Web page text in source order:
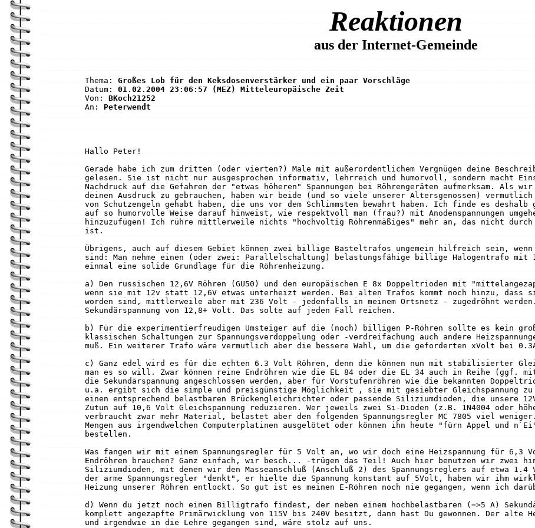
Reaktionen
aus der Internet-Gemeinde
Thema: Großes Lob für den Keksdosenverstärker und ein paar Vorschläge
Datum: 01.02.2004 23:06:57 (MEZ) Mitteleuropäische Zeit
Von: BKoch21252
An: Peterwendt
Hallo Peter!
Gerade habe ich zum dritten (oder vierten?) Male mit außerordentlichem Vergnügen deine
gelesen. Sie ist nicht nur ausgesprochen informativ, lehrreich und humorvoll, sondern macht
Nachdruck auf die Gefahren der "etwas höheren" Spannungen bei Röhrengeräten aufmerksam. Als
deinen Ausdruck zu gebrauchen, haben wir beide (und so viele unserer Altersgenossen)
von Schutzengeln gehabt haben, die uns vor dem Schlimmsten bewahrt haben. Ich finde es
auf so humorvolle Weise darauf hinweist, wie respektvoll man (frau?) mit Anodenspannungen
hinzuzufügen! Ich rühre mittlerweile nichts "hochvoltig Röhrenmäßiges" mehr an, das nicht durch
ist.
Übrigens, auch auf diesem Gebiet können zwei billige Basteltrafos ungemein hilfreich sein,
sind: Man nehme einen (oder zwei: Parallelschaltung) belastungsfähige billige Halogentrafo mit
einmal eine solide Grundlage für die Röhrenheizung.
a) Den russischen 12,6V Röhren (GU50) und den europäischen E 8x Doppeltrioden mit
wenn sie mit 12v statt 12,6V etwas unterheizt werden. Bei alten Trafos kommt noch hinzu, dass
worden sind, mittlerweile aber mit 236 Volt - jedenfalls in meinem Ortsnetz - zugedröhnt
Sekundärspannung von 12,8+ Volt. Das solte auf jeden Fall reichen.
b) Für die experimentierfreudigen Umsteiger auf die (noch) billigen P-Röhren sollte es kein
klassischen Schaltungen zur Spannungsverdoppelung oder -verdreifachung auch andere
muß. Ein weiterer Trafo wäre vermutlich aber die bessere Wahl, um die geforderten xVolt bei
c) Ganz edel wird es für die echten 6.3 Volt Röhren, denn die können nun mit stabilisierter
man es so will. Zwar können reine Endröhren wie die EL 84 oder die EL 34 auch in Reihe (ggf. mit
die Sekundärspannung angeschlossen werden, aber für Vorstufenröhren wie die bekannten
u.a. ergibt sich die simple und preisgünstige Möglichkeit , sie mit gesiebter Gleichspannung zu
einen entsprechend belastbaren Brückengleichrichter oder passende Siliziumdioden, die unsere
Zutun auf 10,6 Volt Gleichspannung reduzieren. Wer jeweils zwei Si-Dioden (z.B. 1N4004 oder
verbraucht zwar mehr Material, belastet aber den folgenden Spannungsregler MC 7805 viel
Mengen aus irgendwelchen Computerplatinen ausgelötet oder können ihn heute "fürn Appel und
bestellen.
Was fangen wir mit einem Spannungsregler für 5 Volt an, wo wir doch eine Heizspannung für 6,3
Endröhren brauchen? Ganz einfach, wir besch... -trügen das Teil! Auch hier benutzen wir zwei
Siliziumdioden, mit denen wir den Masseanschluß (Anschluß 2) des Spannungsreglers auf etwa 1.4
der arme Spannungsregler "denkt", er hielte die Spannung konstant auf 5Volt, haben wir ihm
Heizung unserer Röhren entlockt. So gut ist es meinen E-Röhren noch nie gegangen, wenn ich
d) Wenn du jetzt noch einen Billigtrafo findest, der neben einem hochbelastbaren (=>5 A)
komplett angezapfte Primärwicklung von 115V bis 240V besitzt, dann hast Du gewonnen. Der alte
und irgendwie in die Lehre gegangen sind, wäre stolz auf uns.